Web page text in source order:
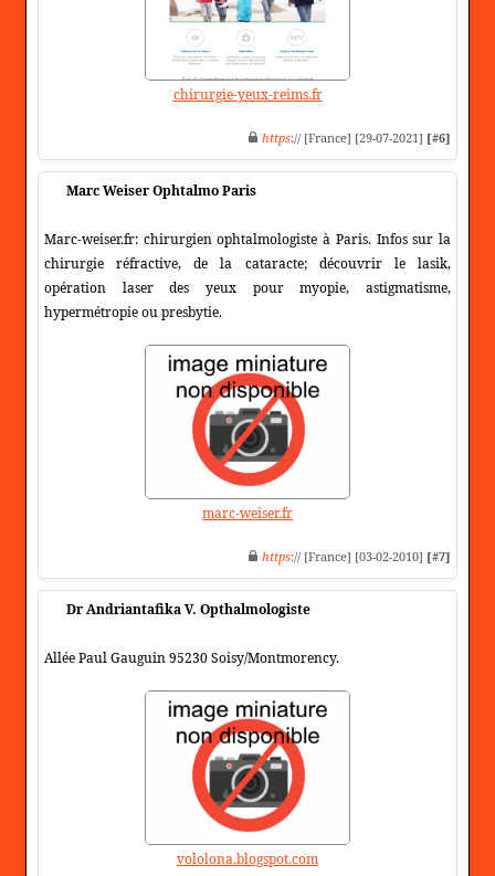
chirurgie-yeux-reims.fr
https:// [France] [29-07-2021] [#6]
Marc Weiser Ophtalmo Paris
Marc-weiser.fr: chirurgien ophtalmologiste à Paris. Infos sur la
chirurgie réfractive, de la cataracte; découvrir le lasik,
opération laser des yeux pour myopie, astigmatisme,
hypermétropie ou presbytie.
marc-weiser.fr
https:// [France] [03-02-2010] [#7]
Dr Andriantafika V. Opthalmologiste
Allée Paul Gauguin 95230 Soisy/Montmorency.
vololona.blogspot.com